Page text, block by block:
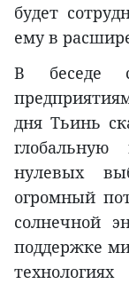
будет
ему в
В беседе
дня Тьинь
нулевых
огромный
солнечной
поддержке